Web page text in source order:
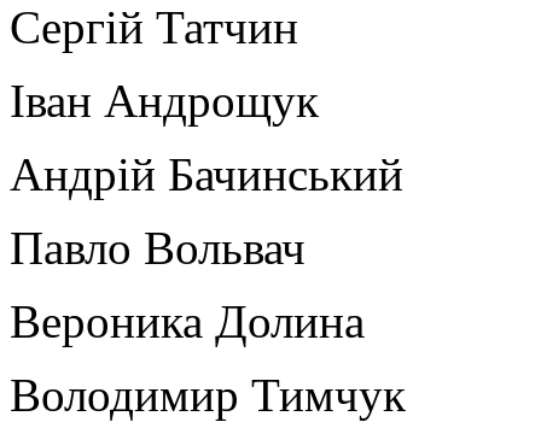
Сергій Татчин
Іван Андрощук
Андрій Бачинський
Павло Вольвач
Вероника Долина
Володимир Тимчук